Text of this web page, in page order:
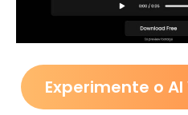
Experimente o